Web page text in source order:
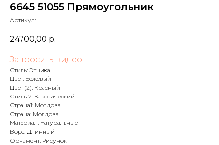
6645 51055 Прямоугольник
Артикул:
24700,00 р.
Запросить видео
Стиль: Этника
Цвет: Бежевый
Цвет (2): Красный
Стиль 2: Классический
Страна1: Молдова
Страна: Молдова
Материал: Натуральные
Ворс: Длинный
Орнамент: Рисунок